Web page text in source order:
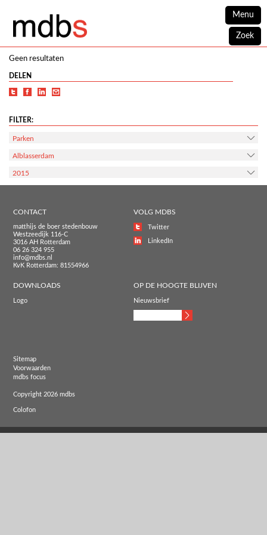
Menu
Zoek
Geen resultaten
DELEN
FILTER:
Parken
Alblasserdam
2015
CONTACT
matthijs de boer stedenbouw
Westzeedijk 116-C
3016 AH Rotterdam
06 26 324 955
info@mdbs.nl
KvK Rotterdam: 81554966
VOLG MDBS
Twitter
LinkedIn
DOWNLOADS
Logo
OP DE HOOGTE BLIJVEN
Nieuwsbrief
Sitemap
Voorwaarden
mdbs focus
Copyright 2026 mdbs
Colofon